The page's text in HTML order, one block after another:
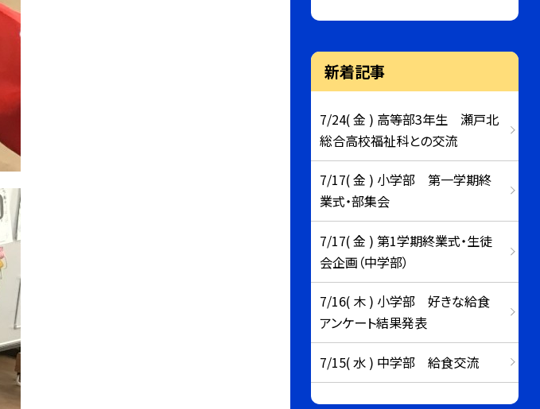
新着記事
7/24( 金 ) 高等部3年生 瀬戸北
総合高校福祉科との交流
7/17( 金 ) 小学部 第一学期終
業式・部集会
7/17( 金 ) 第1学期終業式・生徒
会企画（中学部）
7/16( 木 ) 小学部 好きな給食
アンケート結果発表
7/15( 水 ) 中学部 給食交流